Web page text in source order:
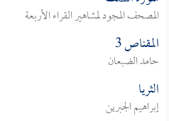
المصحف المجود لمشاهير القراء الأربعة
المقناص 3
حامد الضبعان
الثريا
إبراهيم الجبرين